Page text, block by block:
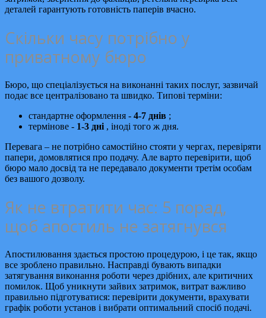
деталей гарантують готовність паперів вчасно.
Скільки часу потрібно у
приватному бюро
Бюро, що спеціалізується на виконанні таких послуг, зазвичай
подає все централізовано та швидко. Типові терміни:
стандартне оформлення - 4-7 днів ;
термінове - 1-3 дні , іноді того ж дня.
Перевага – не потрібно самостійно стояти у чергах, перевіряти
папери, домовлятися про подачу. Але варто перевірити, щоб
бюро мало досвід та не передавало документи третім особам
без вашого дозволу.
Як не втратити час: 5 порад,
щоб апостиль не затягнувся
Апостилювання здається простою процедурою, і це так, якщо
все зроблено правильно. Насправді бувають випадки
затягування виконання роботи через дрібних, але критичних
помилок. Щоб уникнути зайвих затримок, витрат важливо
правильно підготуватися: перевірити документи, врахувати
графік роботи установ і вибрати оптимальний спосіб подачі.